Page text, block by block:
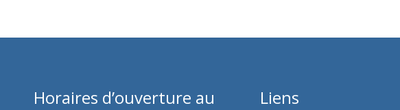
Horaires d’ouverture au
Liens